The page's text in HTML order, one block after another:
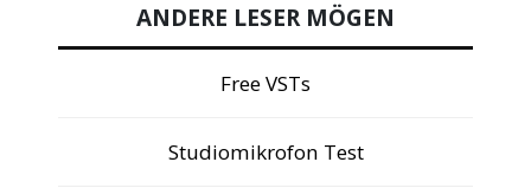
ANDERE LESER MÖGEN
Free VSTs
Studiomikrofon Test